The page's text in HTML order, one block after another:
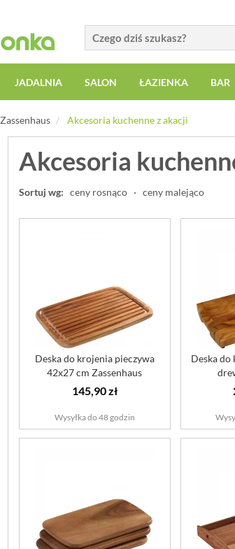
JADALNIA SALON ŁAZIENKA BAR
Zassenhaus Akcesoria kuchenne z akacji
Akcesoria
Sortuj wg: ceny rosnąco · ceny malejąco
Deska do krojenia pieczywa
42x27 cm Zassenhaus
akacjowa
145,90 zł
Wysyłka do 48 godzin
Deska do